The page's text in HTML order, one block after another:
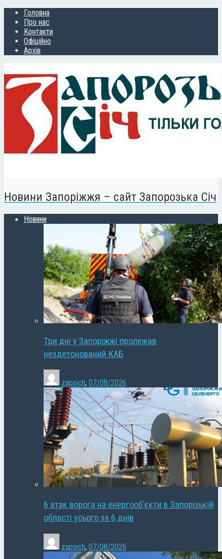
Головна
Про нас
Контакти
Офіційно
Архів
Новини Запоріжжя – сайт Запорозька Січ
Новини
Три дні у Запоріжжі пролежав
нездетонований КАБ
zapsich, 07/08/2026
6 атак ворога на енергооб’єкти в Запорізькій
області усього за 6 днів
zapsich, 07/08/2026